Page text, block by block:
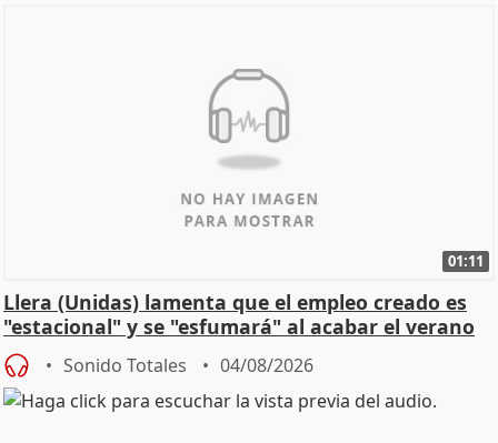
01:11
Llera (Unidas) lamenta que el empleo creado es
"estacional" y se "esfumará" al acabar el verano
Sonido Totales 04/08/2026